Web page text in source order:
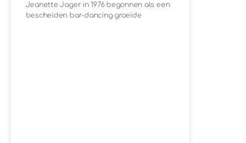
Jeanette Jager in 1976 begonnen als een
bescheiden bar-dancing groeide